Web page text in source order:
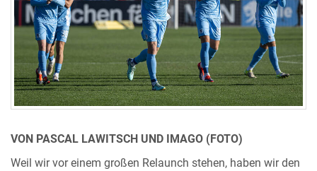
VON PASCAL LAWITSCH UND IMAGO (FOTO)
Weil wir vor einem großen Relaunch stehen, haben wir den